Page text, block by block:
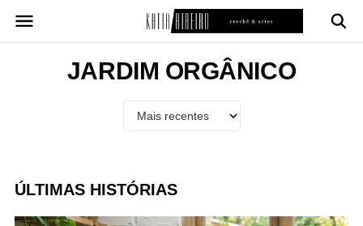
para
JARDIM ORGÂNICO
ÚLTIMAS HISTÓRIAS